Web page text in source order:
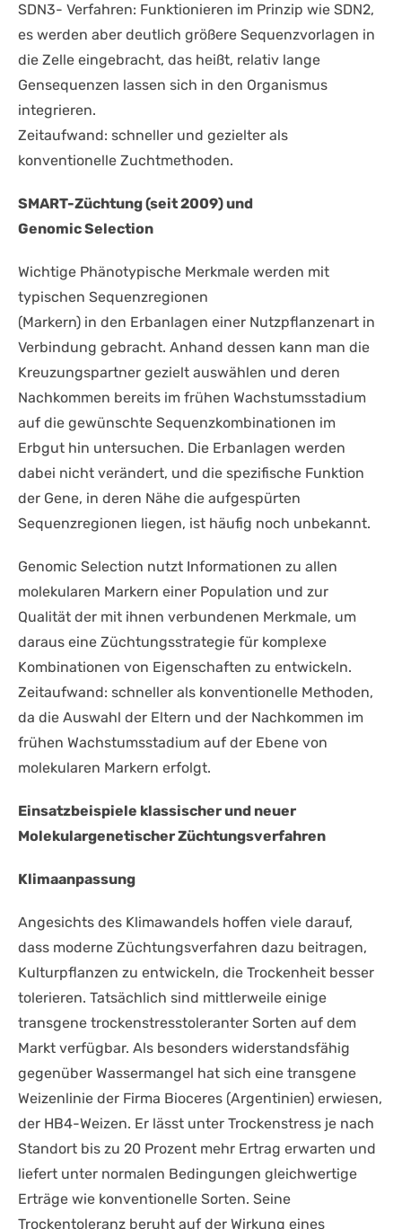
SDN3- Verfahren: Funktionieren im Prinzip wie SDN2,
es werden aber deutlich größere Sequenzvorlagen in
die Zelle eingebracht, das heißt, relativ lange
Gensequenzen lassen sich in den Organismus
integrieren.
Zeitaufwand: schneller und gezielter als
konventionelle Zuchtmethoden.
SMART-Züchtung (seit 2009) und
Genomic Selection
Wichtige Phänotypische Merkmale werden mit
typischen Sequenzregionen
(Markern) in den Erbanlagen einer Nutzpflanzenart in
Verbindung gebracht. Anhand dessen kann man die
Kreuzungspartner gezielt auswählen und deren
Nachkommen bereits im frühen Wachstumsstadium
auf die gewünschte Sequenzkombinationen im
Erbgut hin untersuchen. Die Erbanlagen werden
dabei nicht verändert, und die spezifische Funktion
der Gene, in deren Nähe die aufgespürten
Sequenzregionen liegen, ist häufig noch unbekannt.
Genomic Selection nutzt Informationen zu allen
molekularen Markern einer Population und zur
Qualität der mit ihnen verbundenen Merkmale, um
daraus eine Züchtungsstrategie für komplexe
Kombinationen von Eigenschaften zu entwickeln.
Zeitaufwand: schneller als konventionelle Methoden,
da die Auswahl der Eltern und der Nachkommen im
frühen Wachstumsstadium auf der Ebene von
molekularen Markern erfolgt.
Einsatzbeispiele klassischer und neuer
Molekulargenetischer Züchtungsverfahren
Klimaanpassung
Angesichts des Klimawandels hoffen viele darauf,
dass moderne Züchtungsverfahren dazu beitragen,
Kulturpflanzen zu entwickeln, die Trockenheit besser
tolerieren. Tatsächlich sind mittlerweile einige
transgene trockenstresstoleranter Sorten auf dem
Markt verfügbar. Als besonders widerstandsfähig
gegenüber Wassermangel hat sich eine transgene
Weizenlinie der Firma Bioceres (Argentinien) erwiesen,
der HB4-Weizen. Er lässt unter Trockenstress je nach
Standort bis zu 20 Prozent mehr Ertrag erwarten und
liefert unter normalen Bedingungen gleichwertige
Erträge wie konventionelle Sorten. Seine
Trockentoleranz beruht auf der Wirkung eines